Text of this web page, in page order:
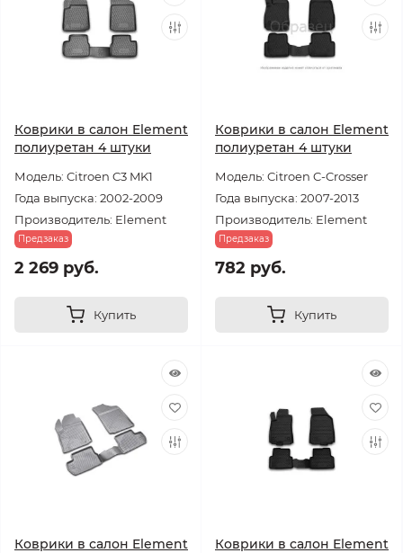
Коврики в салон Element
полиуретан 4 штуки
Модель: Citroen C3 MK1
Года выпуска: 2002-2009
Производитель: Element
Предзаказ
2 269 руб.
Купить
Коврики в салон Element
полиуретан 4 штуки
Модель: Citroen C-Crosser
Года выпуска: 2007-2013
Производитель: Element
Предзаказ
782 руб.
Купить
Коврики в салон Element
Коврики в салон Element